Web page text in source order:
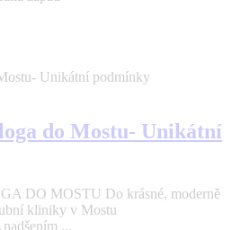
do Mostu- Unikátní
DO MOSTU Do krásné, moderně
kliniky v Mostu
...